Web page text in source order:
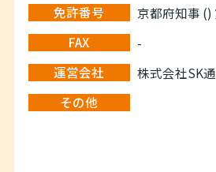
免許番号
京都府知事 ()
FAX
-
運営会社
株式会社SK
その他